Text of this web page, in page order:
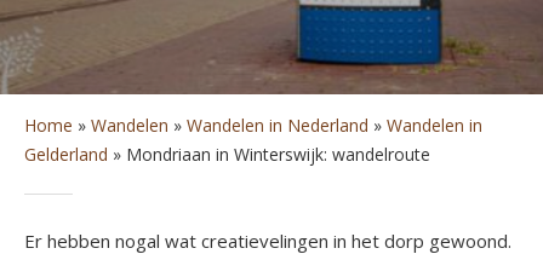
Home » Wandelen » Wandelen in Nederland » Wandelen in
Gelderland » Mondriaan in Winterswijk: wandelroute
Er hebben nogal wat creatievelingen in het dorp gewoond.